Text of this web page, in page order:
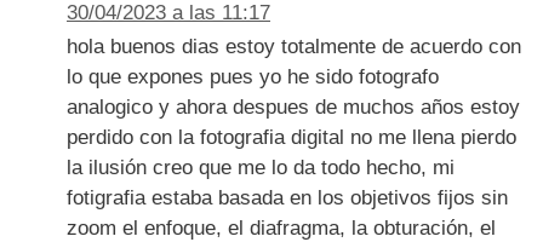
30/04/2023 a las 11:17
hola buenos dias estoy totalmente de acuerdo con
lo que expones pues yo he sido fotografo
analogico y ahora despues de muchos años estoy
perdido con la fotografia digital no me llena pierdo
la ilusión creo que me lo da todo hecho, mi
fotigrafia estaba basada en los objetivos fijos sin
zoom el enfoque, el diafragma, la obturación, el